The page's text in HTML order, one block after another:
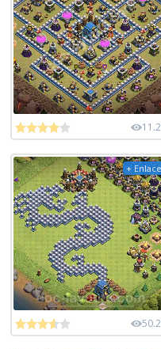
+ Enlace